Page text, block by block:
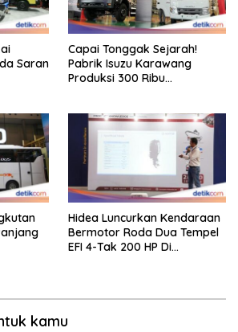
Saran
Capai Tonggak Sejarah!
Pabrik Isuzu Karawang
Produksi 300 Ribu
Hidea Luncurkan Kendaraan
Bermotor Roda Dua Tempel
EFI 4-Tak 200 HP Di
kamu